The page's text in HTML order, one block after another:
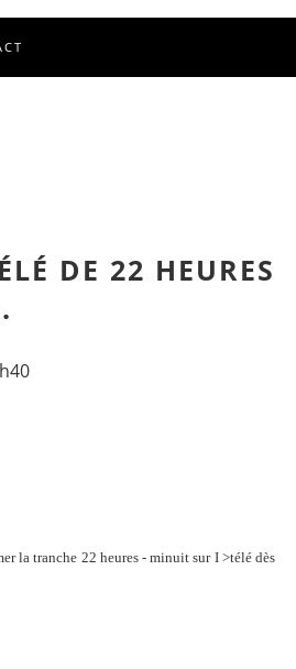
DE 22 HEURES
la tranche 22 heures - minuit sur I >télé dès